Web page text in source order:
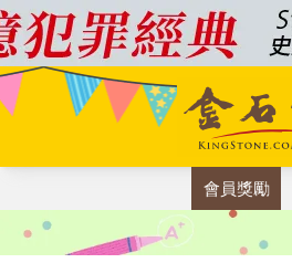
會員獎勵